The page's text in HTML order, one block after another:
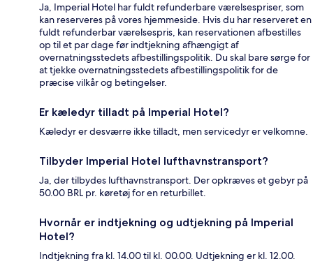
Ja, Imperial Hotel har fuldt refunderbare værelsespriser, som
kan reserveres på vores hjemmeside. Hvis du har reserveret en
fuldt refunderbar værelsespris, kan reservationen afbestilles
op til et par dage før indtjekning afhængigt af
overnatningsstedets afbestillingspolitik. Du skal bare sørge for
at tjekke overnatningsstedets afbestillingspolitik for de
præcise vilkår og betingelser.
Er kæledyr tilladt på Imperial Hotel?
Kæledyr er desværre ikke tilladt, men servicedyr er velkomne.
Tilbyder Imperial Hotel lufthavnstransport?
Ja, der tilbydes lufthavnstransport. Der opkræves et gebyr på
50.00 BRL pr. køretøj for en returbillet.
Hvornår er indtjekning og udtjekning på Imperial
Hotel?
Indtjekning fra kl. 14.00 til kl. 00.00. Udtjekning er kl. 12.00.